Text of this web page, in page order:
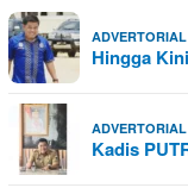
ADVERTORIAL
Hingga
ADVERTORIAL
Kadis